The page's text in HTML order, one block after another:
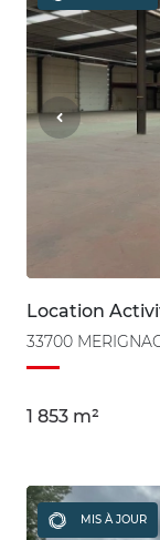
Location
33700
1 853 m²
MIS À JOUR